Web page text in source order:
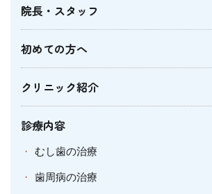
院長・スタッフ
初めての方へ
クリニック紹介
診療内容
むし歯の治療
歯周病の治療